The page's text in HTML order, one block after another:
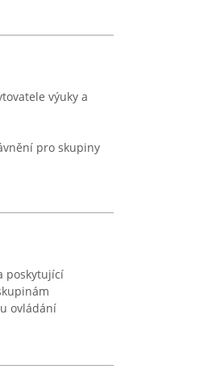
výuky a
pro skupiny
poskytující
ovládání